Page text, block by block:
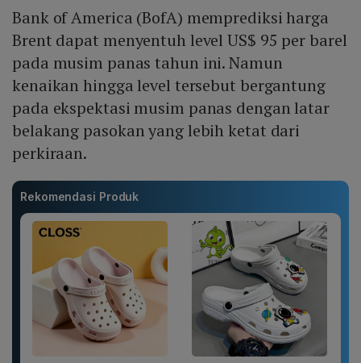
Bank of America (BofA) memprediksi harga
Brent dapat menyentuh level US$ 95 per barel
pada musim panas tahun ini. Namun
kenaikan hingga level tersebut bergantung
pada ekspektasi musim panas dengan latar
belakang pasokan yang lebih ketat dari
perkiraan.
Rekomendasi Produk